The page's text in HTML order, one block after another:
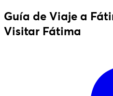
Guía de Viaje a
Visitar Fátima